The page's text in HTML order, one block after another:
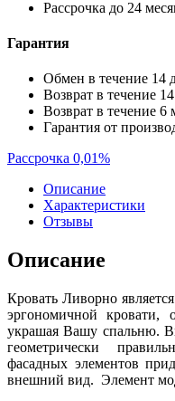
Рассрочка до 24
Гарантия
Обмен в течение 14
Возврат в течение
Возврат в течение 6
Гарантия от
Рассрочка 0,01%
Описание
Характеристики
Отзывы
Описание
Кровать Ливорно
эргономичной кровати,
украшая Вашу спальню.
геометрически
фасадных элементов
внешний вид. Элемент